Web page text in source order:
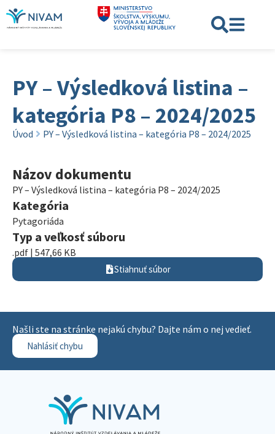
PY – Výsledková listina –
kategória P8 – 2024/2025
Úvod PY – Výsledková listina – kategória P8 – 2024/2025
Názov dokumentu
PY – Výsledková listina – kategória P8 – 2024/2025
Kategória
Pytagoriáda
Typ a veľkosť súboru
.pdf | 547,66 KB
Stiahnuť súbor
Našli ste na stránke nejakú chybu? Dajte nám o nej vedieť.
Nahlásiť chybu